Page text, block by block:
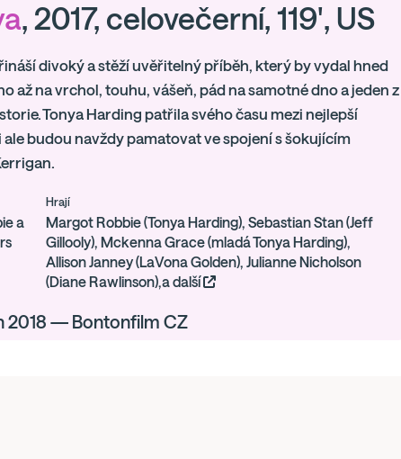
, 2017, celovečerní, 119', US
divoký a stěží uvěřitelný příběh, který by vydal hned
až na vrchol, touhu, vášeň, pád na samotné dno a jeden z
Tonya Harding patřila svého času mezi nejlepší
budou navždy pamatovat ve spojení s šokujícím
a
Hrají
Margot Robbie (Tonya Harding), Sebastian Stan (Jeff
Gillooly), Mckenna Grace (mladá Tonya Harding),
Allison Janney (LaVona Golden), Julianne Nicholson
(Diane Rawlinson),a další
2018 — Bontonfilm CZ